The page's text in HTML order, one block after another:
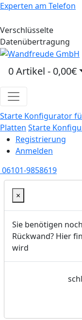
Experten am Telefon
Verschlüsselte
Datenübertragung
0 Artikel - 0,00€
Starte Konfigurator
Platten Starte
Registrierung
Anmelden
06101-9858619
×
Sie benötigen
Rückwand? Hier
wird